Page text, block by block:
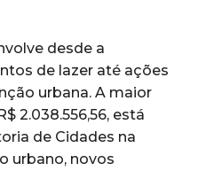
desde a
de lazer até ações
urbana. A maior
2.038.556,56, está
de Cidades na
urbano, novos